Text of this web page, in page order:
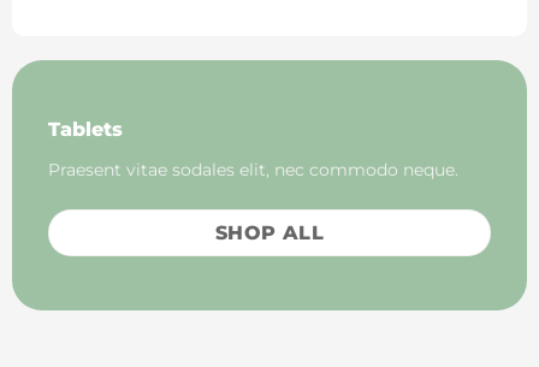
Tablets
Praesent vitae sodales elit, nec commodo neque.
SHOP ALL